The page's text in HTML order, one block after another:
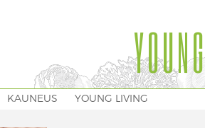
KAUNEUS YOUNG LIVING